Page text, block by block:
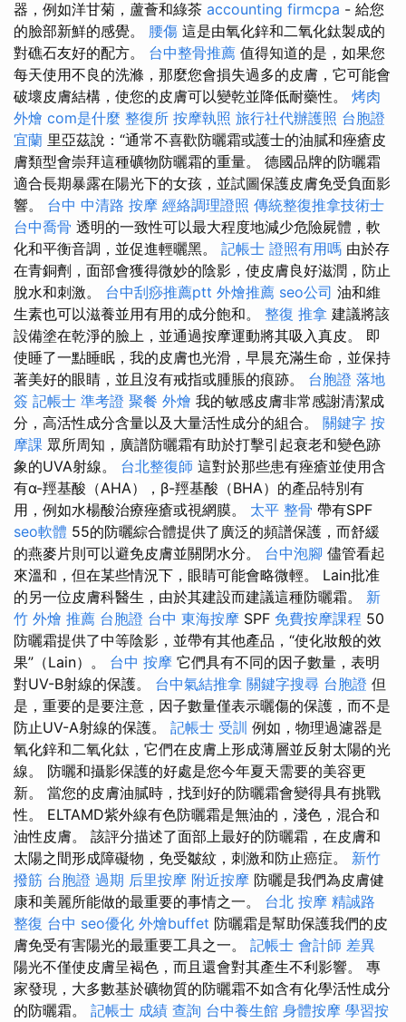
器，例如洋甘菊，蘆薈和綠茶 accounting firmcpa - 給您
的臉部新鮮的感覺。 腰傷 這是由氧化鋅和二氧化鈦製成的
對礁石友好的配方。 台中整骨推薦 值得知道的是，如果您
每天使用不良的洗滌，那麼您會損失過多的皮膚，它可能會
破壞皮膚結構，使您的皮膚可以變乾並降低耐藥性。 烤肉
外燴 com是什麼 整復所 按摩執照 旅行社代辦護照 台胞證
宜蘭 里亞茲說：“通常不喜歡防曬霜或護士的油膩和痤瘡皮
膚類型會崇拜這種礦物防曬霜的重量。 德國品牌的防曬霜
適合長期暴露在陽光下的女孩，並試圖保護皮膚免受負面影
響。 台中 中清路 按摩 經絡調理證照 傳統整復推拿技術士
台中喬骨 透明的一致性可以最大程度地減少危險屍體，軟
化和平衡音調，並促進輕曬黑。 記帳士 證照有用嗎 由於存
在青銅劑，面部會獲得微妙的陰影，使皮膚良好滋潤，防止
脫水和刺激。 台中刮痧推薦ptt 外燴推薦 seo公司 油和維
生素也可以滋養並用有用的成分飽和。 整復 推拿 建議將該
設備塗在乾淨的臉上，並通過按摩運動將其吸入真皮。 即
使睡了一點睡眠，我的皮膚也光滑，早晨充滿生命，並保持
著美好的眼睛，並且沒有戒指或腫脹的痕跡。 台胞證 落地
簽 記帳士 準考證 聚餐 外燴 我的敏感皮膚非常感謝清潔成
分，高活性成分含量以及大量活性成分的組合。 關鍵字 按
摩課 眾所周知，廣譜防曬霜有助於打擊引起衰老和變色跡
象的UVA射線。 台北整復師 這對於那些患有痤瘡並使用含
有α-羥基酸（AHA），β-羥基酸（BHA）的產品特別有
用，例如水楊酸治療痤瘡或視網膜。 太平 整骨 帶有SPF
seo軟體 55的防曬綜合體提供了廣泛的頻譜保護，而舒緩
的燕麥片則可以避免皮膚並關閉水分。 台中泡腳 儘管看起
來溫和，但在某些情況下，眼睛可能會略微輕。 Lain批准
的另一位皮膚科醫生，由於其建設而建議這種防曬霜。 新
竹 外燴 推薦 台胞證 台中 東海按摩 SPF 免費按摩課程 50
防曬霜提供了中等陰影，並帶有其他產品，“使化妝般的效
果”（Lain）。 台中 按摩 它們具有不同的因子數量，表明
對UV-B射線的保護。 台中氣結推拿 關鍵字搜尋 台胞證 但
是，重要的是要注意，因子數量僅表示曬傷的保護，而不是
防止UV-A射線的保護。 記帳士 受訓 例如，物理過濾器是
氧化鋅和二氧化鈦，它們在皮膚上形成薄層並反射太陽的光
線。 防曬和攝影保護的好處是您今年夏天需要的美容更
新。 當您的皮膚油膩時，找到好的防曬霜會變得具有挑戰
性。 ELTAMD紫外線有色防曬霜是無油的，淺色，混合和
油性皮膚。 該評分描述了面部上最好的防曬霜，在皮膚和
太陽之間形成障礙物，免受皺紋，刺激和防止癌症。 新竹
撥筋 台胞證 過期 后里按摩 附近按摩 防曬是我們為皮膚健
康和美麗所能做的最重要的事情之一。 台北 按摩 精誠路
整復 台中 seo優化 外燴buffet 防曬霜是幫助保護我們的皮
膚免受有害陽光的最重要工具之一。 記帳士 會計師 差異
陽光不僅使皮膚呈褐色，而且還會對其產生不利影響。 專
家發現，大多數基於礦物質的防曬霜不如含有化學活性成分
的防曬霜。 記帳士 成績 查詢 台中養生館 身體按摩 學習按